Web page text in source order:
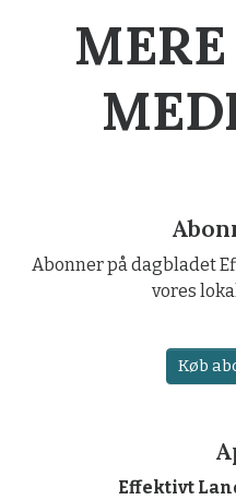
Abonner på dagbladet
vores
Køb
Effektivt